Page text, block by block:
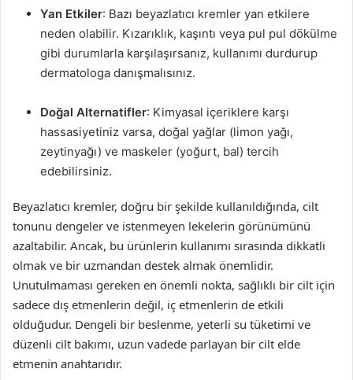
Yan Etkiler: Bazı beyazlatıcı kremler yan etkilere
neden olabilir. Kızarıklık, kaşıntı veya pul pul dökülme
gibi durumlarla karşılaşırsanız, kullanımı durdurup
dermatologa danışmalısınız.
Doğal Alternatifler: Kimyasal içeriklere karşı
hassasiyetiniz varsa, doğal yağlar (limon yağı,
zeytinyağı) ve maskeler (yoğurt, bal) tercih
edebilirsiniz.
Beyazlatıcı kremler, doğru bir şekilde kullanıldığında, cilt
tonunu dengeler ve istenmeyen lekelerin görünümünü
azaltabilir. Ancak, bu ürünlerin kullanımı sırasında dikkatli
olmak ve bir uzmandan destek almak önemlidir.
Unutulmaması gereken en önemli nokta, sağlıklı bir cilt için
sadece dış etmenlerin değil, iç etmenlerin de etkili
olduğudur. Dengeli bir beslenme, yeterli su tüketimi ve
düzenli cilt bakımı, uzun vadede parlayan bir cilt elde
etmenin anahtarıdır.